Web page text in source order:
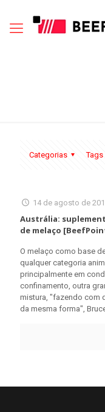
Categorias Tags
14 de agosto de
Austrália:
de melaço
O melaço como base
qualquer categoria
principalmente em
confinamento, outra
mistura, "fazendo com
da mesma forma",